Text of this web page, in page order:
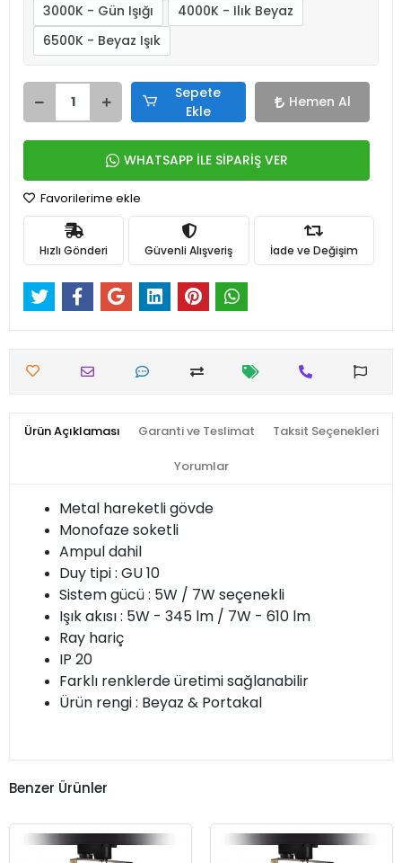
3000K - Gün Işığı
4000K - Ilık Beyaz
6500K - Beyaz Işık
Sepete
Ekle
Hemen Al
WHATSAPP İLE SİPARİŞ VER
Favorilerime ekle
Hızlı Gönderi Güvenli Alışveriş İade ve Değişim
Ürün Açıklaması Garanti ve Teslimat Taksit Seçenekleri
Yorumlar
Metal hareketli gövde
Monofaze soketli
Ampul dahil
Duy tipi : GU 10
Sistem gücü : 5W / 7W seçenekli
Işık akısı : 5W - 345 lm / 7W - 610 lm
Ray hariç
IP 20
Farklı renklerde üretimi sağlanabilir
Ürün rengi : Beyaz & Portakal
Benzer Ürünler